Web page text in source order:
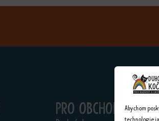
Abychom
Pro obchodníky